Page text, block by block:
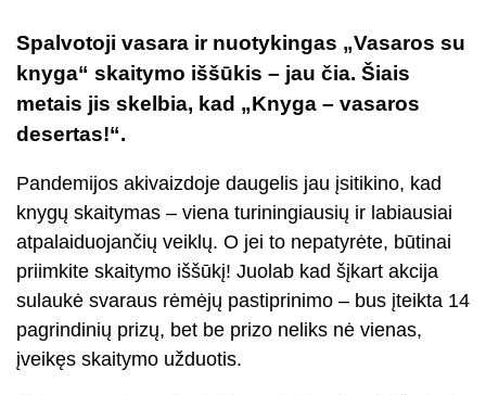
Spalvotoji vasara ir nuotykingas „Vasaros su
knyga“ skaitymo iššūkis – jau čia. Šiais
metais jis skelbia, kad „Knyga – vasaros
desertas!“.
Pandemijos akivaizdoje daugelis jau įsitikino, kad
knygų skaitymas – viena turiningiausių ir labiausiai
atpalaiduojančių veiklų. O jei to nepatyrėte, būtinai
priimkite skaitymo iššūkį! Juolab kad šįkart akcija
sulaukė svaraus rėmėjų pastiprinimo – bus įteikta 14
pagrindinių prizų, bet be prizo neliks nė vienas,
įveikęs skaitymo užduotis.